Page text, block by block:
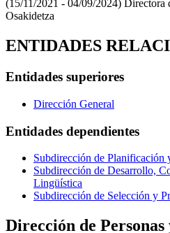
(15/11/2021 - 04/09/2024) Directora
Osakidetza
ENTIDADES
Entidades superiores
Dirección General
Entidades dependientes
Subdirección de Planificación
Subdirección de Desarrollo,
Lingüística
Subdirección de Selección y
Dirección de Personas